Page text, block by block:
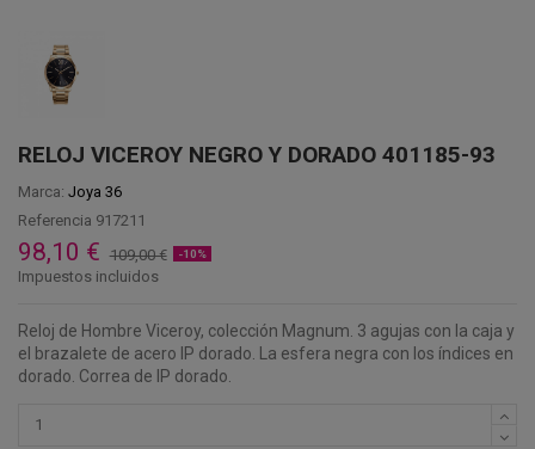
RELOJ VICEROY NEGRO Y DORADO 401185-93
Marca: Joya 36
Referencia 917211
98,10 € 109,00 € -10%
Impuestos incluidos
Reloj de Hombre Viceroy, colección Magnum. 3 agujas con la caja y
el brazalete de acero IP dorado. La esfera negra con los índices en
dorado. Correa de IP dorado.